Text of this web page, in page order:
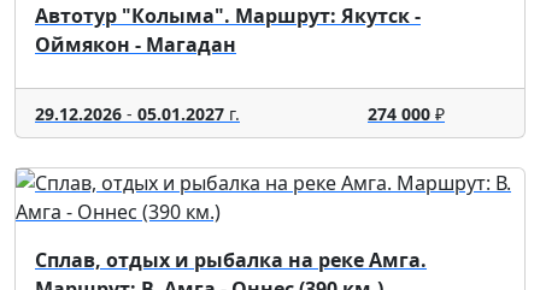
Автотур "Колыма". Маршрут: Якутск -
Оймякон - Магадан
29.12.2026 - 05.01.2027 г. 274 000₽
Сплав, отдых и рыбалка на реке Амга.